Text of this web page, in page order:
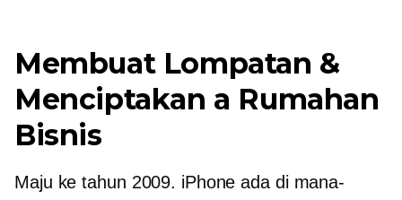
Membuat Lompatan &
Menciptakan a Rumahan
Bisnis
Maju ke tahun 2009. iPhone ada di mana-